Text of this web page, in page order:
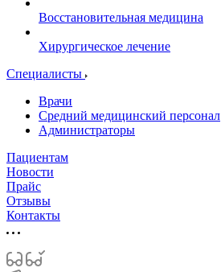
Восстановительная медицина
Хирургическое лечение
Специалисты
Врачи
Средний медицинский персонал
Администраторы
Пациентам
Новости
Прайс
Отзывы
Контакты